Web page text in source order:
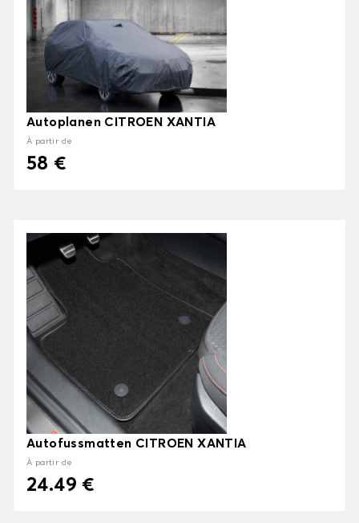
Autoplanen CITROEN XANTIA
À partir de
58 €
Autofussmatten CITROEN XANTIA
À partir de
24.49 €